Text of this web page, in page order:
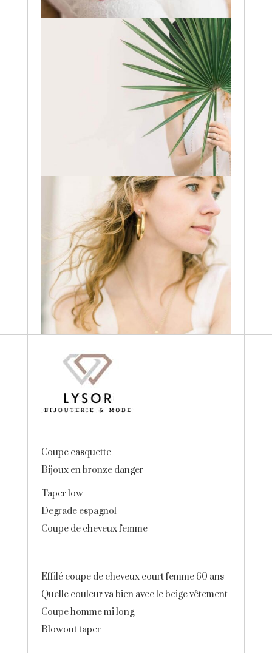
Coupe casquette
Bijoux en bronze danger
Taper low
Degrade espagnol
Coupe de cheveux femme
Effilé coupe de cheveux court femme 60 ans
Quelle couleur va bien avec le beige vêtement
Coupe homme mi long
Blowout taper